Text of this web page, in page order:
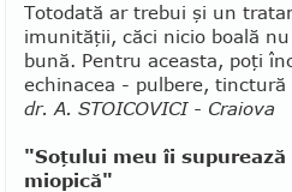
Totodată ar trebui şi un
imunităţii, căci nicio boală
bună. Pentru aceasta, poţi
echinacea - pulbere,
dr. A. STOICOVICI - Craiova
"Soţului meu îi
miopică"